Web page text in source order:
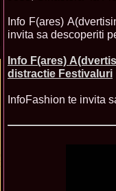
Info F(ares)
invita sa descoperiti
Info F(ares)
distractie Festivaluri
InfoFashion te invita